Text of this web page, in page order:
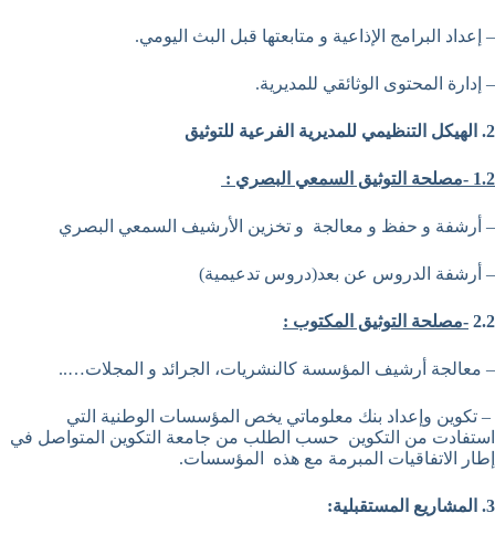
– إعداد البرامج الإذاعية و متابعتها قبل البث اليومي.
– إدارة المحتوى الوثائقي للمديرية.
2. الهيكل التنظيمي للمديرية الفرعية للتوثيق
1.2 -مصلحة التوثيق السمعي البصري :
– أرشفة و حفظ و معالجة و تخزين الأرشيف السمعي البصري
– أرشفة الدروس عن بعد(دروس تدعيمية)
2.2 -مصلحة التوثيق المكتوب :
– معالجة أرشيف المؤسسة كالنشريات، الجرائد و المجلات…..
– تكوين وإعداد بنك معلوماتي يخص المؤسسات الوطنية التي
استفادت من التكوين حسب الطلب من جامعة التكوين المتواصل في
إطار الاتفاقيات المبرمة مع هذه المؤسسات.
3. المشاريع المستقبلية: